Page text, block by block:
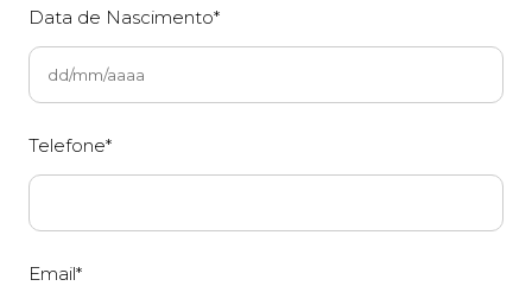
Data de Nascimento*
Telefone*
Email*